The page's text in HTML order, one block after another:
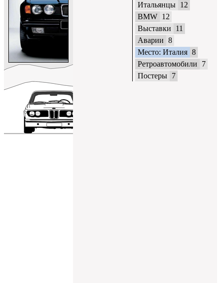
Итальянцы 12
BMW 12
Выставки
11
Аварии 8
Место: Италия 8
Ретроавтомобили
7
Постеры 7